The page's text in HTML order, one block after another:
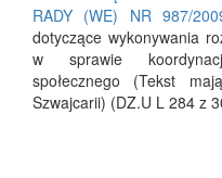
RADY (WE) NR 987/
dotyczące wykonywania
w sprawie
społecznego (Tekst
Szwajcarii) (DZ.U L 284 z